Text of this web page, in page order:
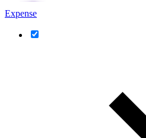
Expense